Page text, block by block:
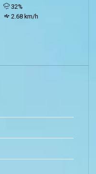
humidity:
32%
wind:
2.68 km/h